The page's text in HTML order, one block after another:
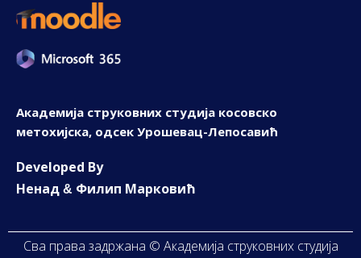
Академија струковних студија косовско
метохијска, одсек Урошевац-Лепосавић
Developed By
Ненад & Филип Марковић
Сва права задржана © Академија струковних студија